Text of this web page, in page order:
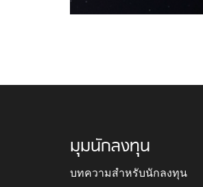
มุมนักลงทุน
บทความสำหรับนักลงทุน